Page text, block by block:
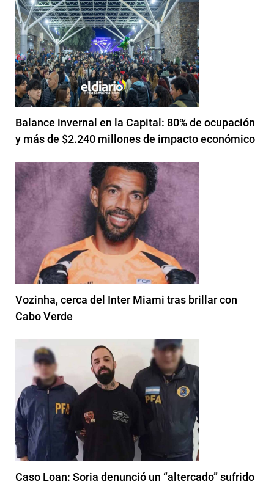
Balance invernal en la Capital: 80% de ocupación
y más de $2.240 millones de impacto económico
Vozinha, cerca del Inter Miami tras brillar con
Cabo Verde
Caso Loan: Soria denunció un “altercado” sufrido